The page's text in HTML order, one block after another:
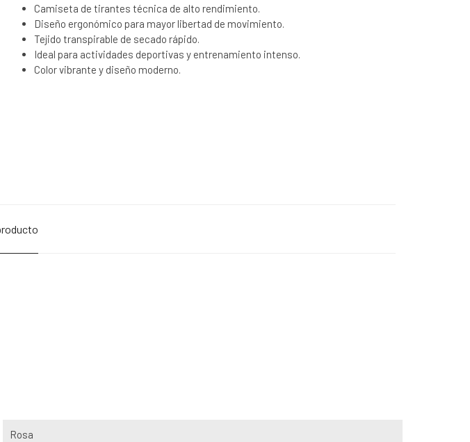
Camiseta de tirantes técnica de alto rendimiento.
Diseño ergonómico para mayor libertad de movimiento.
Tejido transpirable de secado rápido.
Ideal para actividades deportivas y entrenamiento intenso.
Color vibrante y diseño moderno.
Rosa